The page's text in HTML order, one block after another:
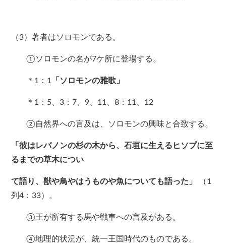
（3）著者はソロモンである。
①ソロモンの名が7ケ所に登場する。
＊1：1 「ソロモンの雅歌」
＊1：5、3：7、9、11、8：11、12
②自然界への言及は、ソロモンの興味と合致する。
「彼はレバノンの杉の木から、石垣に生えるヒソプに至
るまでの草木につい
て語り、獣や鳥やはうものや魚についても語った」
（1
列4：33）。
③王が所有する馬や戦車への言及がある。
④地理的状況が、統一王国時代のものである。